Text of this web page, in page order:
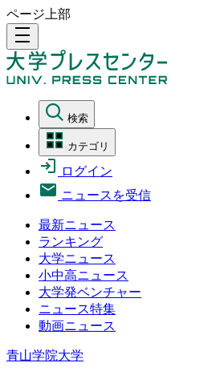
ページ上部
density_medium
検索
カテゴリ
ログイン
ニュースを受信
最新ニュース
ランキング
大学ニュース
小中高ニュース
大学発ベンチャー
ニュース特集
動画ニュース
青山学院大学